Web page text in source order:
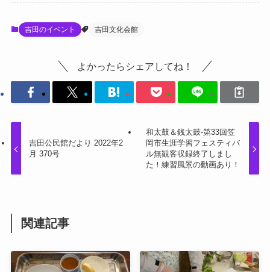
吉田のイベント 吉田文化会館
よかったらシェアしてね！
吉田公民館だより 2022年2
月 370号
和太鼓＆銭太鼓-第33回笠
岡市生涯学習フェスティバ
ル無観客収録終了しまし
た！練習風景の動画あり！
関連記事